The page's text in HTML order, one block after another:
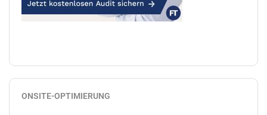
ONSITE-OPTIMIERUNG